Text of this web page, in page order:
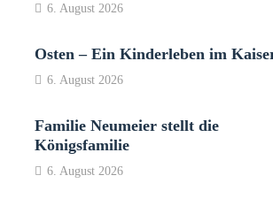
6. August 2026
Osten – Ein Kinderleben im
6. August 2026
Familie Neumeier stellt die
Königsfamilie
6. August 2026